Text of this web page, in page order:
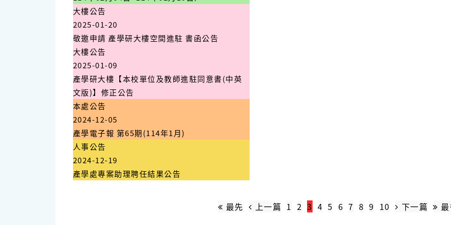
大樓公告
2025-01-20
敬邀申請 產學研大樓空間進駐 書函公告
大樓公告
2025-01-09
產學研大樓【本校單位及教師進駐同意書(中英
文版)】修正公告
本處公告
2024-12-05
產學電子報 第65期(114年1月)
人事公告
2024-12-19
產學處專案助理聘任結果公告
最先 上一篇 1 2 3 4 5 6 7 8 9 10 下一篇